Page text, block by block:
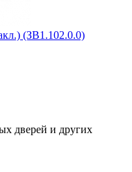
(ЗВ1.102.0.0)
дверей и других